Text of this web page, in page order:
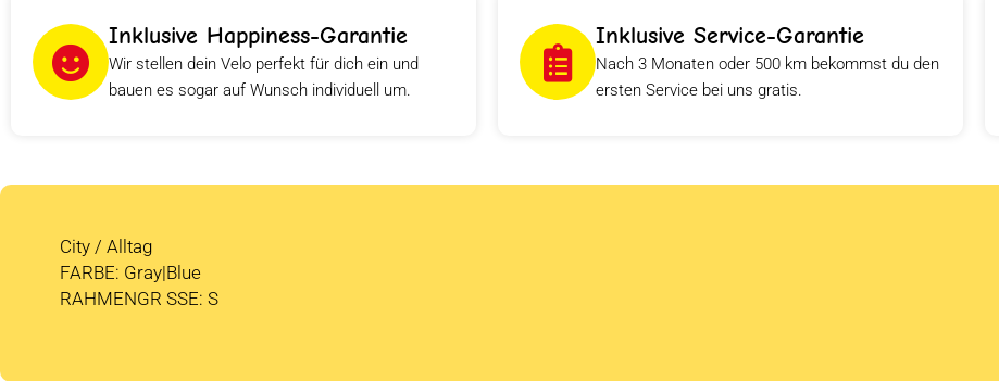
Inklusive Happiness-Garantie
Wir stellen dein Velo perfekt für dich ein und
bauen es sogar auf Wunsch individuell um.
Inklusive Service-Garantie
Nach 3 Monaten oder 500 km bekommst du den
ersten Service bei uns gratis.
City / Alltag
FARBE: Gray|Blue
RAHMENGR SSE: S